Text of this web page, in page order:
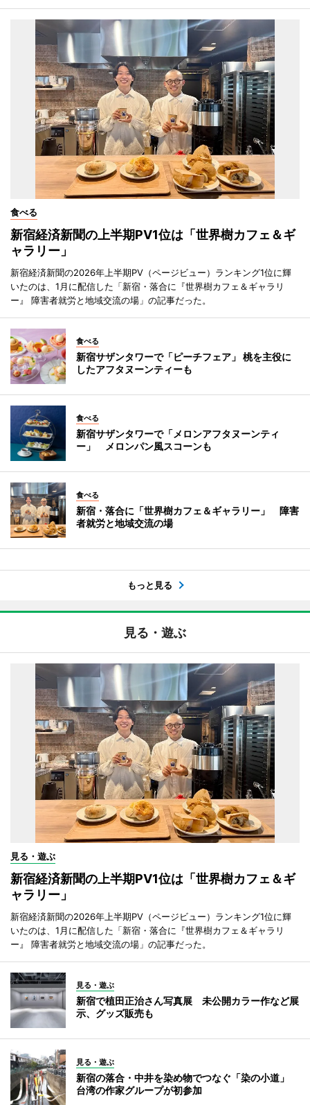
食べる
新宿経済新聞の上半期PV1位は「世界樹カフェ＆ギ
ャラリー」
新宿経済新聞の2026年上半期PV（ページビュー）ランキング1位に輝
いたのは、1月に配信した「新宿・落合に『世界樹カフェ＆ギャラリ
ー』 障害者就労と地域交流の場」の記事だった。
食べる
新宿サザンタワーで「ピーチフェア」 桃を主役に
したアフタヌーンティーも
食べる
新宿サザンタワーで「メロンアフタヌーンティ
ー」 メロンパン風スコーンも
食べる
新宿・落合に「世界樹カフェ＆ギャラリー」 障害
者就労と地域交流の場
もっと見る
見る・遊ぶ
見る・遊ぶ
新宿経済新聞の上半期PV1位は「世界樹カフェ＆ギ
ャラリー」
新宿経済新聞の2026年上半期PV（ページビュー）ランキング1位に輝
いたのは、1月に配信した「新宿・落合に『世界樹カフェ＆ギャラリ
ー』 障害者就労と地域交流の場」の記事だった。
見る・遊ぶ
新宿で植田正治さん写真展 未公開カラー作など展
示、グッズ販売も
見る・遊ぶ
新宿の落合・中井を染め物でつなぐ「染の小道」
台湾の作家グループが初参加